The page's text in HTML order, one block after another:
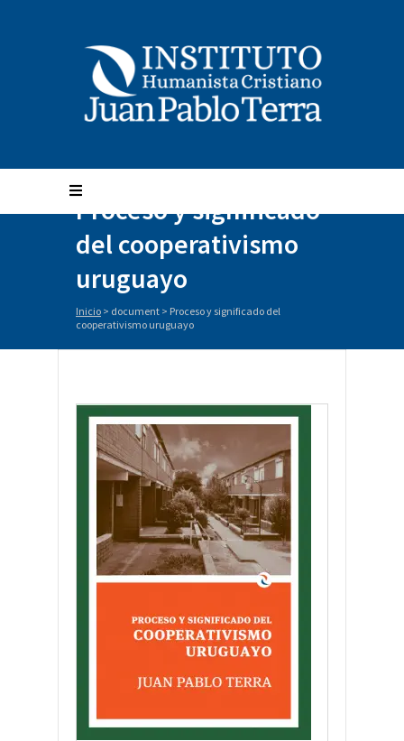
Proceso y significado
del cooperativismo
uruguayo
Inicio > document > Proceso y significado del
cooperativismo uruguayo